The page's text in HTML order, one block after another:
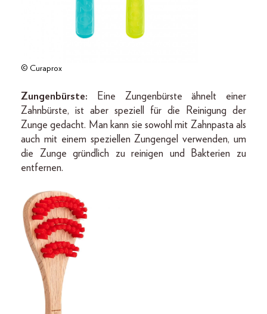
© Curaprox
Zungenbürste:
Eine Zungenbürste ähnelt einer
Zahnbürste, ist aber speziell für die Reinigung der
Zunge gedacht. Man kann sie sowohl mit Zahnpasta als
auch mit einem speziellen Zungengel verwenden, um
die Zunge gründlich zu reinigen und Bakterien zu
entfernen.